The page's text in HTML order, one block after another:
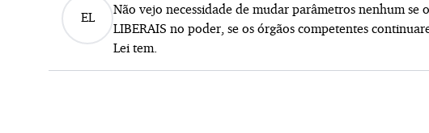
EL
Não vejo necessidade de mudar parâmetros nenhum se
LIBERAIS no poder, se os órgãos competentes
Lei tem.